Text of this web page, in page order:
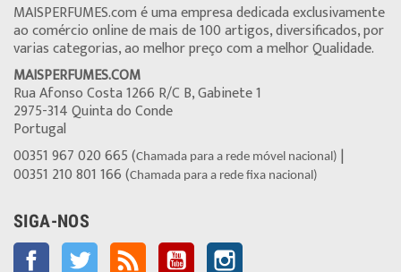
MAISPERFUMES.com é uma empresa dedicada exclusivamente
ao comércio online de mais de 100 artigos, diversificados, por
varias categorias, ao melhor preço com a melhor Qualidade.
MAISPERFUMES.COM
Rua Afonso Costa 1266 R/C B, Gabinete 1
2975-314 Quinta do Conde
Portugal
00351 967 020 665 (Chamada para a rede móvel nacional) |
00351 210 801 166 (Chamada para a rede fixa nacional)
SIGA-NOS
Facebook Twitter Rss YouTube